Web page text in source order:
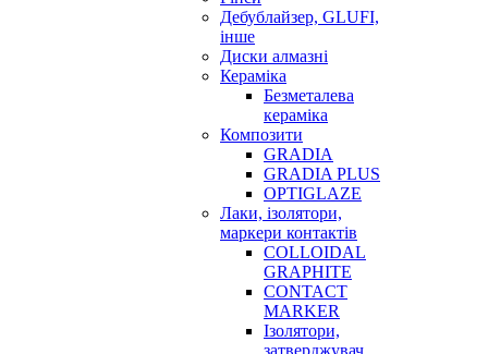
Дебублайзер, GLUFI,
інше
Диски алмазні
Кераміка
Безметалева
кераміка
Композити
GRADIA
GRADIA PLUS
OPTIGLAZE
Лаки, ізолятори,
маркери контактів
COLLOIDAL
GRAPHITE
CONTACT
MARKER
Ізолятори,
затверджувач